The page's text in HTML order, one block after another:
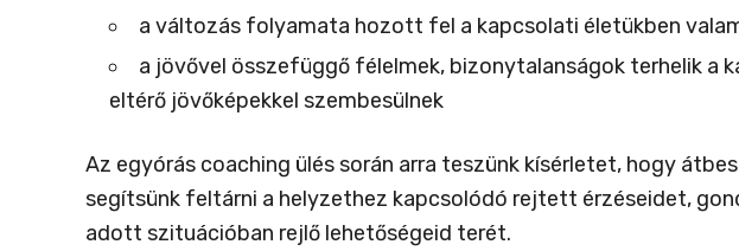
a változás folyamata hozott fel a kapcsolati életükben
a jövővel összefüggő félelmek, bizonytalanságok terhelik a
eltérő jövőképekkel szembesülnek
Az egyórás coaching ülés során arra teszünk kísérletet, hogy
segítsünk feltárni a helyzethez kapcsolódó rejtett érzéseidet,
adott szituációban rejlő lehetőségeid terét.